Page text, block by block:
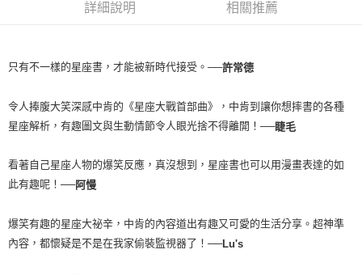
詳細說明 相關推薦
只有不一樣的星座書，才能被新時代接受。──許常德
令人捧腹大笑深感中肯的《星座大戰首部曲》，中肯到讓你想摔書的各種
星座解析，有趣圖文與生動情節令人眼光捨不得離開！──睫毛
看著自己星座人物的爆笑反應，真沒想到，星座書也可以用漫畫表達的如
此有趣呢！──阿慢
爆笑有趣的星座大祕辛，中肯的內容道出有趣又可愛的生活分享。超神準
內容，都懷疑是不是在我家偷裝監視器了！──Lu's